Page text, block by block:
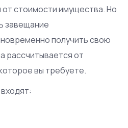
стоимости имущества. Но
завещание
получить свою
рассчитывается от
вы требуете.